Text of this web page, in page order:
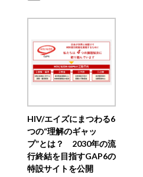
HIV/エイズにまつわる6
つの“理解のギャッ
プ”とは？ 2030年の流
行終結を目指すGAP6の
特設サイトを公開